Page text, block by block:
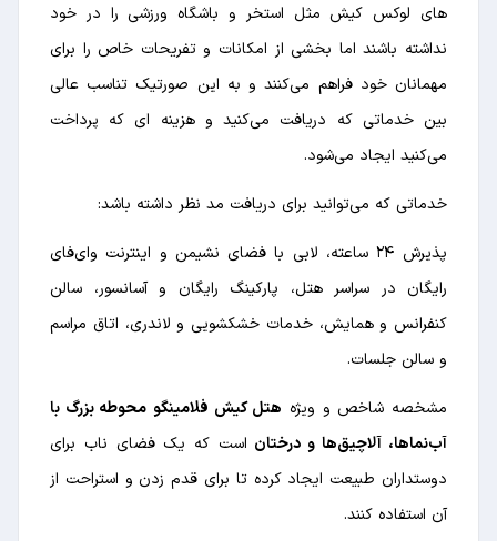
های لوکس کیش مثل استخر و باشگاه ورزشی را در خود
نداشته باشند اما بخشی از امکانات و تفریحات خاص را برای
مهمانان خود فراهم می‌کنند و به این صورتیک تناسب عالی
بین خدماتی که دریافت می‌کنید و هزینه ای که پرداخت
می‌کنید ایجاد می‌شود.
خدماتی که می‌توانید برای دریافت مد نظر داشته باشد:
پذیرش ۲۴ ساعته، لابی با فضای نشیمن و اینترنت وای‌فای
رایگان در سراسر هتل، پارکینگ رایگان و آسانسور، سالن
کنفرانس و همایش، خدمات خشکشویی و لاندری، اتاق مراسم
و سالن جلسات.
مشخصه شاخص و ویژه هتل کیش فلامینگو محوطه بزرگ با
آب‌نماها، آلاچیق‌ها و درختان است که یک فضای ناب برای
دوستداران طبیعت ایجاد کرده تا برای قدم زدن و استراحت از
آن استفاده کنند.